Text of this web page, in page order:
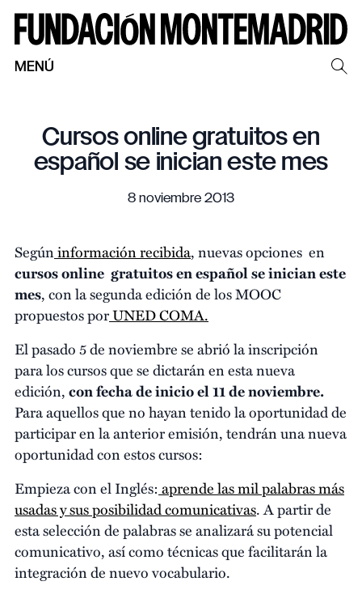
MENÚ
Cursos online gratuitos en
español se inician este mes
8 noviembre 2013
Segúninformación recibida, nuevas opciones en
cursos online gratuitos en español se inician este
mes, con la segunda edición de los MOOC
propuestos porUNED COMA.
El pasado 5 de noviembre se abrió la inscripción
para los cursos que se dictarán en esta nueva
edición,con fecha de inicio el 11 de noviembre.
Para aquellos que no hayan tenido la oportunidad de
participar en la anterior emisión, tendrán una nueva
oportunidad con estos cursos:
Empieza con el Inglés: aprende las mil palabras más
usadas y sus posibilidad comunicativas. A partir de
esta selección de palabras se analizará su potencial
comunicativo, así como técnicas que facilitarán la
integración de nuevo vocabulario.